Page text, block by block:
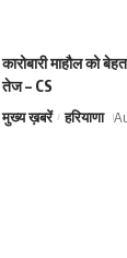
कारोबारी माहौल को
तेज – CS
मुख्य ख़बरें हरियाणा